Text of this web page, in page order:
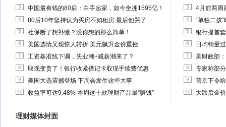
3 中国最有钱的80后：白手起家，如今坐拥1595亿！
4 80后10年坚持认为买房不如租房 最后他哭了
5 社保断了想补缴？没你想的那么简单！
6 美国选情又现惊人转折 美元飙升金价重挫
7 工资基准线下调，失业潮+减薪潮来了？
8 取现变贵了！银行收紧借记卡取现手续费优惠
9 美国大选震撼登场 下周会发生这些大事
10 收益率可达9.48% 本周这十款理财产品最“赚钱”
3 4月前两周
4 “单独二孩
5 银行提首
6 日均销量
7 美财政部
8 专家称部
9 普京下令
10 大跌后金
理财媒体封面